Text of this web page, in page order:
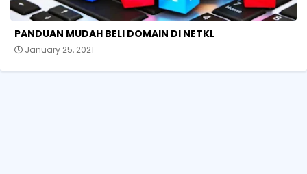
PANDUAN MUDAH BELI DOMAIN DI NETKL
January 25, 2021